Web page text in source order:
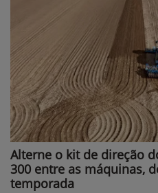
Alterne o kit de direção
300 entre as máquinas,
temporada